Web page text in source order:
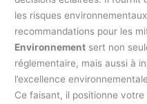
les risques
recommandations pour les
Environnement sert non
réglementaire, mais aussi à
l’excellence
Ce faisant, il positionne